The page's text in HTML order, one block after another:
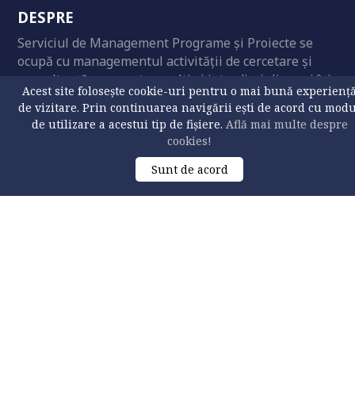
DESPRE
Serviciul de Management Programe și Proiecte se
ocupă cu managementul activităţii de cercetare şi
consultanţă cu caracter multi şi interdisciplinar și îşi
desfăşoară activitatea conform regulamentului de
funcţionare.
Acest site folosește cookie-uri pentru o mai bună
de vizitare. Prin continuarea navigării ești de acord cu
de utilizare a acestui tip de fișiere. Află mai multe despre
cookies!
Sunt de acord